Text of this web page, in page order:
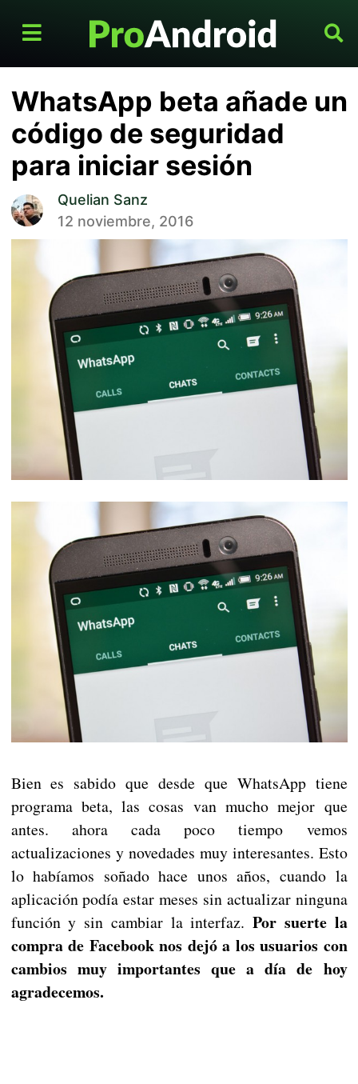
WhatsApp beta añade un
código de seguridad
para iniciar sesión
Quelian Sanz
12 noviembre, 2016
Bien es sabido que desde que WhatsApp tiene
programa beta, las cosas van mucho mejor que
antes. ahora cada poco tiempo vemos
actualizaciones y novedades muy interesantes. Esto
lo habíamos soñado hace unos años, cuando la
aplicación podía estar meses sin actualizar ninguna
función y sin cambiar la interfaz. Por suerte la
compra de Facebook nos dejó a los usuarios con
cambios muy importantes que a día de hoy
agradecemos.